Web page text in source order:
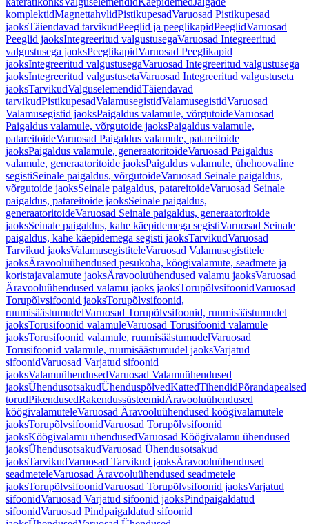
komplektidMagnettahvlidPistikupesadVaruosad Pistikupesad
jaoksTäiendavad tarvikudPeeglid ja peeglikapidPeeglidVaruosad
Peeglid jaoksIntegreeritud valgustusegaVaruosad Integreeritud
valgustusega jaoksPeeglikapidVaruosad Peeglikapid
jaoksIntegreeritud valgustusegaVaruosad Integreeritud valgustusega
jaoksIntegreeritud valgustusetaVaruosad Integreeritud valgustuseta
jaoksTarvikudValguselemendidTäiendavad
tarvikudPistikupesadValamusegistidValamusegistidVaruosad
Valamusegistid jaoksPaigaldus valamule, võrgutoideVaruosad
Paigaldus valamule, võrgutoide jaoksPaigaldus valamule,
patareitoideVaruosad Paigaldus valamule, patareitoide
jaoksPaigaldus valamule, generaatoritoideVaruosad Paigaldus
valamule, generaatoritoide jaoksPaigaldus valamule, ühehoovaline
segistiSeinale paigaldus, võrgutoideVaruosad Seinale paigaldus,
võrgutoide jaoksSeinale paigaldus, patareitoideVaruosad Seinale
paigaldus, patareitoide jaoksSeinale paigaldus,
generaatoritoideVaruosad Seinale paigaldus, generaatoritoide
jaoksSeinale paigaldus, kahe käepidemega segistiVaruosad Seinale
paigaldus, kahe käepidemega segisti jaoksTarvikudVaruosad
Tarvikud jaoksValamusegistiteleVaruosad Valamusegistitele
jaoksÄravooluühendused pesukoha, köögivalamute, seadmete ja
koristajavalamute jaoksÄravooluühendused valamu jaoksVaruosad
Äravooluühendused valamu jaoks jaoksTorupõlvsifoonidVaruosad
Torupõlvsifoonid jaoksTorupõlvsifoonid,
ruumisäästumudelVaruosad Torupõlvsifoonid, ruumisäästumudel
jaoksTorusifoonid valamuleVaruosad Torusifoonid valamule
jaoksTorusifoonid valamule, ruumisäästumudelVaruosad
Torusifoonid valamule, ruumisäästumudel jaoksVarjatud
sifoonidVaruosad Varjatud sifoonid
jaoksValamuühendusedVaruosad Valamuühendused
jaoksÜhendusotsakudÜhenduspõlvedKattedTihendidPõrandapealsed
torudPikendusedRakendussüsteemidÄravooluühendused
köögivalamuteleVaruosad Äravooluühendused köögivalamutele
jaoksTorupõlvsifoonidVaruosad Torupõlvsifoonid
jaoksKöögivalamu ühendusedVaruosad Köögivalamu ühendused
jaoksÜhendusotsakudVaruosad Ühendusotsakud
jaoksTarvikudVaruosad Tarvikud jaoksÄravooluühendused
seadmeteleVaruosad Äravooluühendused seadmetele
jaoksTorupõlvsifoonidVaruosad Torupõlvsifoonid jaoksVarjatud
sifoonidVaruosad Varjatud sifoonid jaoksPindpaigaldatud
sifoonidVaruosad Pindpaigaldatud sifoonid